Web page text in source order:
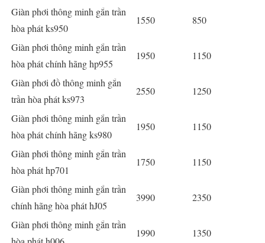
Giàn phơi thông minh gắn trần
hòa phát ks950
1550 850
Giàn phơi thông minh gắn trần
hòa phát chính hãng hp955
1950 1150
Giàn phơi đồ thông minh gắn
trần hòa phát ks973
2550 1250
Giàn phơi thông minh gắn trần
hòa phát chính hãng ks980
1950 1150
Giàn phơi thông minh gắn trần
hòa phát hp701
1750 1150
Giàn phơi thông minh gắn trần
chính hãng hòa phát hJ05
3990 2350
Giàn phơi thông minh gắn trần
1990 1350